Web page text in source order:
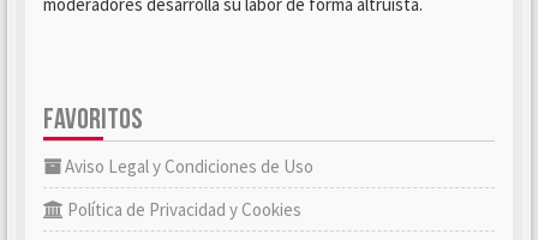
FAVORITOS
Aviso Legal y Condiciones de Uso
Política de Privacidad y Cookies